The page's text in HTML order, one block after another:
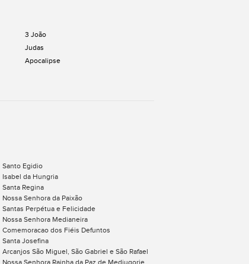
3 João
Judas
Apocalipse
Santo Egidio
Isabel da Hungria
Santa Regina
Nossa Senhora da Paixão
Santas Perpétua e Felicidade
Nossa Senhora Medianeira
Comemoracao dos Fiéis Defuntos
Santa Josefina
Arcanjos São Miguel, São Gabriel e São Rafael
Nossa Senhora Rainha da Paz de Medjugorje